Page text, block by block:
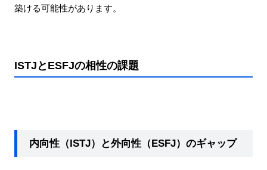
築ける可能性があります。
ISTJとESFJの相性の課題
内向性（ISTJ）と外向性（ESFJ）のギャップ